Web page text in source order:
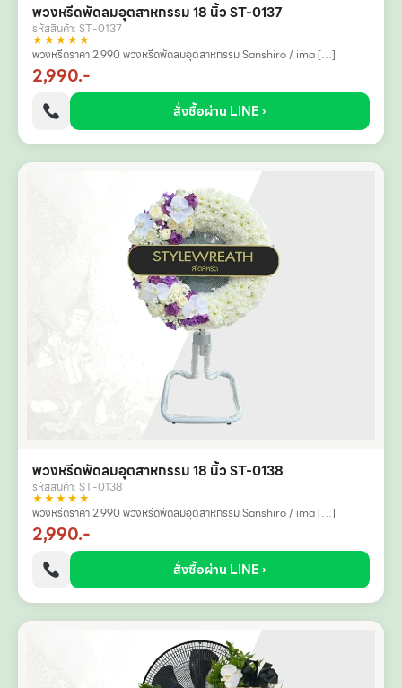
พวงหรีดพัดลมอุตสาหกรรม 18 นิ้ว ST-0137
รหัสสินค้า: ST-0137
★★★★★
พวงหรีดราคา 2,990 พวงหรีดพัดลมอุตสาหกรรม Sanshiro / ima […]
2,990.-
สั่งซื้อผ่าน LINE ›
พวงหรีดพัดลมอุตสาหกรรม 18 นิ้ว ST-0138
รหัสสินค้า: ST-0138
★★★★★
พวงหรีดราคา 2,990 พวงหรีดพัดลมอุตสาหกรรม Sanshiro / ima […]
2,990.-
สั่งซื้อผ่าน LINE ›